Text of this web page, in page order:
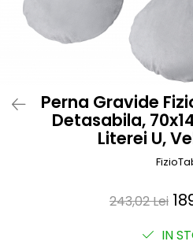
Husa protectie scaun auto
Suporti uscare biberoane
Bile baie copii
Vesela copii
Lampi de veghe
Perna Gravide
Detasabila,
Literei U,
243,02 Lei
IN